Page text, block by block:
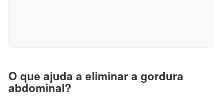
O que ajuda a eliminar a gordura
abdominal?